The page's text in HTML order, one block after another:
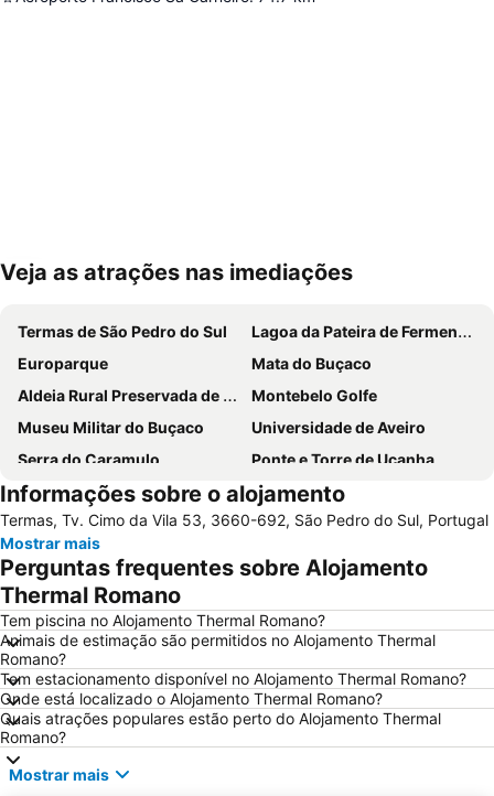
Ampliar mapa
Veja as atrações nas imediações
Termas de São Pedro do Sul
Lagoa da Pateira de Fermentelos
Europarque
Mata do Buçaco
Aldeia Rural Preservada de Quintandona
Montebelo Golfe
Museu Militar do Buçaco
Universidade de Aveiro
Serra do Caramulo
Ponte e Torre de Ucanha
Castelo de Santa Maria da Feira
Cascata da Cabreia
Aldeia da Pena
Convento Santa Cruz do Buçaco
Castelo de Lamego
Praça do Rossio
Zoo de Lourosa - Parque Ornitológico
de Estarreja
Mosteiro de Grijó
Moliceiro
Forum Aveiro
Praia Fluvial São João do Monte
Arco romano da Bobadela
Museu da Cidade de Aveiro
Museu do Pão
Praia da Lomba
Agrouvouga
Cine Clube de Avanca
Informações sobre o alojamento
Termas, Tv. Cimo da Vila 53, 3660-692, São Pedro do Sul, Portugal
Mostrar mais
Perguntas frequentes sobre Alojamento
Thermal Romano
Tem piscina no Alojamento Thermal Romano?
Animais de estimação são permitidos no Alojamento Thermal
Romano?
Tem estacionamento disponível no Alojamento Thermal Romano?
Onde está localizado o Alojamento Thermal Romano?
Quais atrações populares estão perto do Alojamento Thermal
Romano?
Mostrar mais